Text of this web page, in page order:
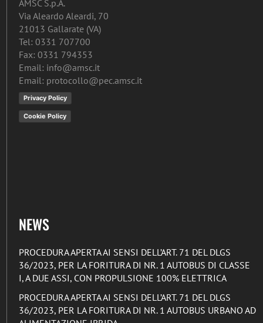
AMSC S.p.A.
Via Aleardo Aleardi, 70
21013 Gallarate (VA)
Tel: 0331 707700
Fax: 0331 794353
Email: info@amsc.it
Email: protocollo@pec.amsc.it
Privacy Policy
Cookie Policy
NEWS
PROCEDURA APERTA AI SENSI DELL’ART. 71 DEL DLGS
36/2023, PER LA FORITURA DI NR. 1 AUTOBUS DI CLASSE
I, A DUE ASSI, CON PROPULSIONE 100% ELETTRICA
PROCEDURA APERTA AI SENSI DELL’ART. 71 DEL DLGS
36/2023, PER LA FORITURA DI NR. 1 AUTOBUS URBANO AD